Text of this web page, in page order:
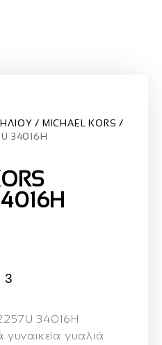
ΗΛΙΟΥ
MICHAEL KORS
34016H
34016H
γυναικεία γυαλιά